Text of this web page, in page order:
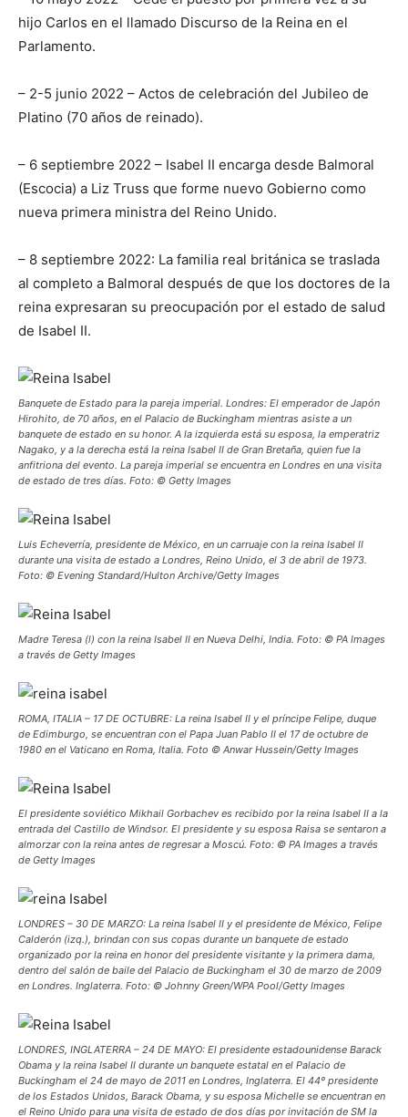
hijo Carlos en el llamado Discurso de la Reina en el
Parlamento.
– 2-5 junio 2022 – Actos de celebración del Jubileo de
Platino (70 años de reinado).
– 6 septiembre 2022 – Isabel II encarga desde Balmoral
(Escocia) a Liz Truss que forme nuevo Gobierno como
nueva primera ministra del Reino Unido.
– 8 septiembre 2022: La familia real británica se traslada
al completo a Balmoral después de que los doctores de la
reina expresaran su preocupación por el estado de salud
de Isabel II.
Banquete de Estado para la pareja imperial. Londres: El emperador de Japón
Hirohito, de 70 años, en el Palacio de Buckingham mientras asiste a un
banquete de estado en su honor. A la izquierda está su esposa, la emperatriz
Nagako, y a la derecha está la reina Isabel II de Gran Bretaña, quien fue la
anfitriona del evento. La pareja imperial se encuentra en Londres en una visita
de estado de tres días. Foto: © Getty Images
Luis Echeverría, presidente de México, en un carruaje con la reina Isabel II
durante una visita de estado a Londres, Reino Unido, el 3 de abril de 1973.
Foto: © Evening Standard/Hulton Archive/Getty Images
Madre Teresa (l) con la reina Isabel II en Nueva Delhi, India. Foto: © PA Images
a través de Getty Images
ROMA, ITALIA – 17 DE OCTUBRE: La reina Isabel II y el príncipe Felipe, duque
de Edimburgo, se encuentran con el Papa Juan Pablo II el 17 de octubre de
1980 en el Vaticano en Roma, Italia. Foto © Anwar Hussein/Getty Images
El presidente soviético Mikhail Gorbachev es recibido por la reina Isabel II a la
entrada del Castillo de Windsor. El presidente y su esposa Raisa se sentaron a
almorzar con la reina antes de regresar a Moscú. Foto: © PA Images a través
de Getty Images
LONDRES – 30 DE MARZO: La reina Isabel II y el presidente de México, Felipe
Calderón (izq.), brindan con sus copas durante un banquete de estado
organizado por la reina en honor del presidente visitante y la primera dama,
dentro del salón de baile del Palacio de Buckingham el 30 de marzo de 2009
en Londres. Inglaterra. Foto: © Johnny Green/WPA Pool/Getty Images
LONDRES, INGLATERRA – 24 DE MAYO: El presidente estadounidense Barack
Obama y la reina Isabel II durante un banquete estatal en el Palacio de
Buckingham el 24 de mayo de 2011 en Londres, Inglaterra. El 44º presidente
de los Estados Unidos, Barack Obama, y ​​su esposa Michelle se encuentran en
el Reino Unido para una visita de estado de dos días por invitación de SM la